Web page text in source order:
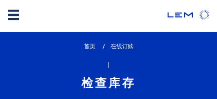
首页
lem_current_page
在线订购
检查库存